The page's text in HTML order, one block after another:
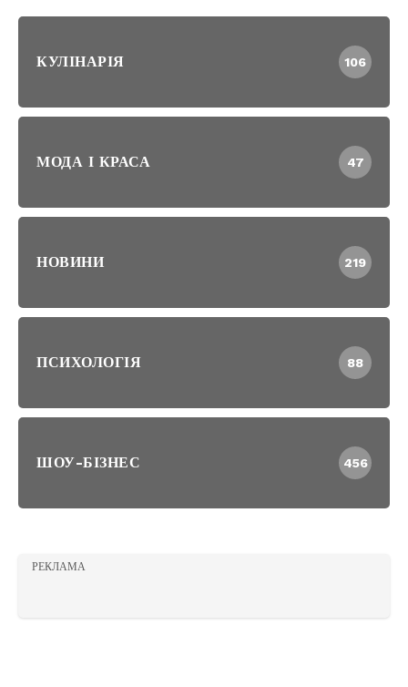
КУЛІНАРІЯ 106
МОДА І КРАСА 47
НОВИНИ 219
ПСИХОЛОГІЯ 88
ШОУ-БІЗНЕС 456
РЕКЛАМА